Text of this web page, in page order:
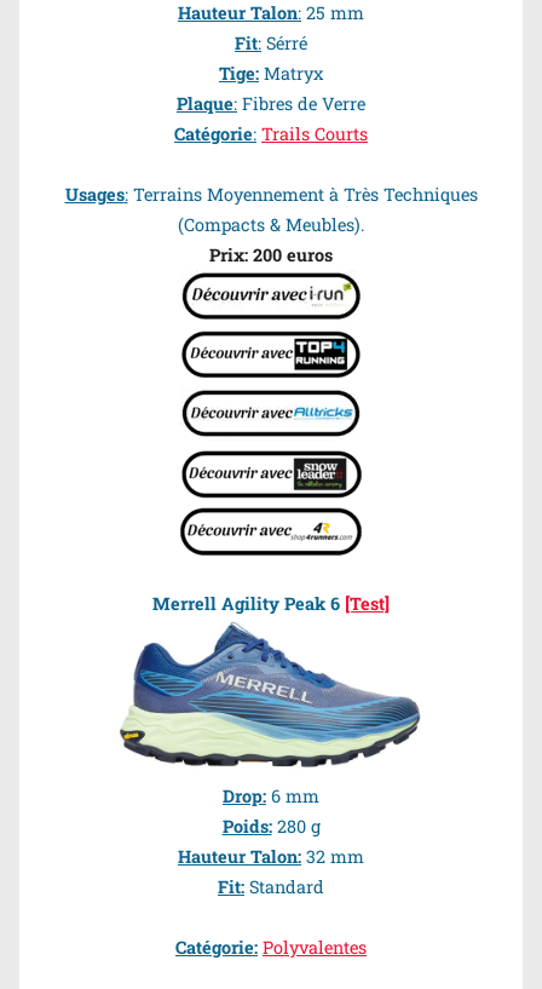
Hauteur Talon: 25 mm
Fit: Sérré
Tige: Matryx
Plaque: Fibres de Verre
Catégorie: Trails Courts
Usages:Terrains Moyennement à Très Techniques
(Compacts & Meubles).
Prix: 200 euros
Merrell Agility Peak 6 [Test]
Drop: 6 mm
Poids:280 g
Hauteur Talon: 32 mm
Fit: Standard
Catégorie: Polyvalentes